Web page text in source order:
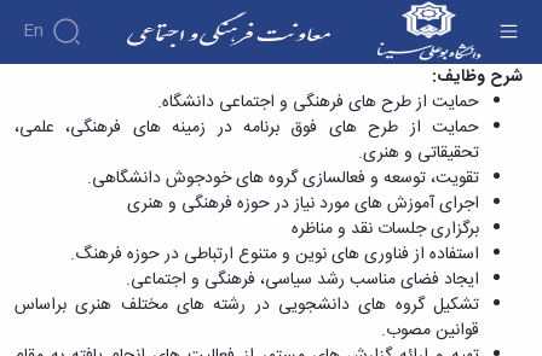
En
درباره
معرفی
معاون
اهداف
و
وظایف
معاونین
قبلی
فرهنگی
اجتماعی
انجمن
های علمی
دانشجویی
معرفی
کارشناسان
آئین‌نامه‌ها
آئین
نامه
های
معاونت
اخبار
اخبار
معاونت
مدیر حمایت و پشتیبانی فرهنگی و اجتماعی
دانشگاه - معاونت فرهنگی
شرح وظایف:
حمایت از طرح­ های فرهنگی و اجتماعی دانشگاه.
حمایت از طرح­ های فوق ­برنامه در زمینه­ های فرهنگی، علمی،
تحقیقاتی و هنری.
تقویت، توسعه و فعال­سازی گروه­ های خودجوش دانشگاهی.
اجرای آموزش های مورد نیاز در حوزه فرهنگی و هنری
برگزاری جلسات نقد و مناظره
استفاده از فناوری­ های نوین و متنوع ارتباطی در حوزه فرهنگ.
ایجاد فضای مناسب رشد سیاسی، فرهنگی و اجتماعی.
تشکیل گروه ­های دانشجویی در رشته­ های مختلف هنری براساس
قوانین مصوب.